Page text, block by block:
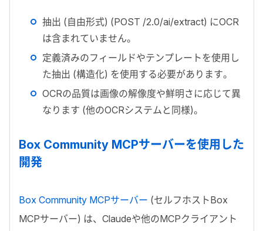
抽出 (自由形式) (POST /2.0/ai/extract) にOCR
は含まれていません。
定義済みのフィールドやテンプレートを使用し
た抽出 (構造化) を使用する必要があります。
OCRの品質は画像の解像度や鮮明さに応じて異
なります (他のOCRシステムと同様)。
Box Community MCPサーバーを使用した
開発
Box Community MCPサーバー (セルフホストBox
MCPサーバー) は、 Claudeや他のMCPクライアント